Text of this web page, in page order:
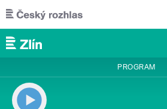
Přejít k hlavnímu obsahu
PROGRAM